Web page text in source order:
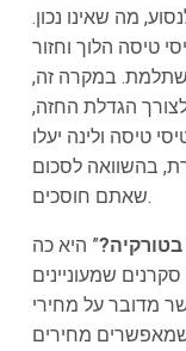
מה שאינו נכון.
טיסה הלוך וחזור
במקרה זה,
הגדלת החזה,
טיסה ולינה יעלו
בהשוואה לסכום
שאתם חוסכים.
” היא כה
שמעוניינים
מדובר על מחירי
ישנם 3 גורמים שמאפשרים מחירים